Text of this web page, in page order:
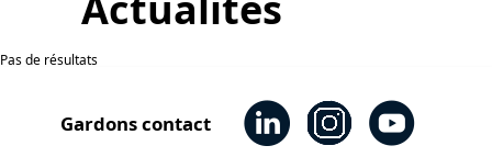
Pas de résultats
Gardons contact